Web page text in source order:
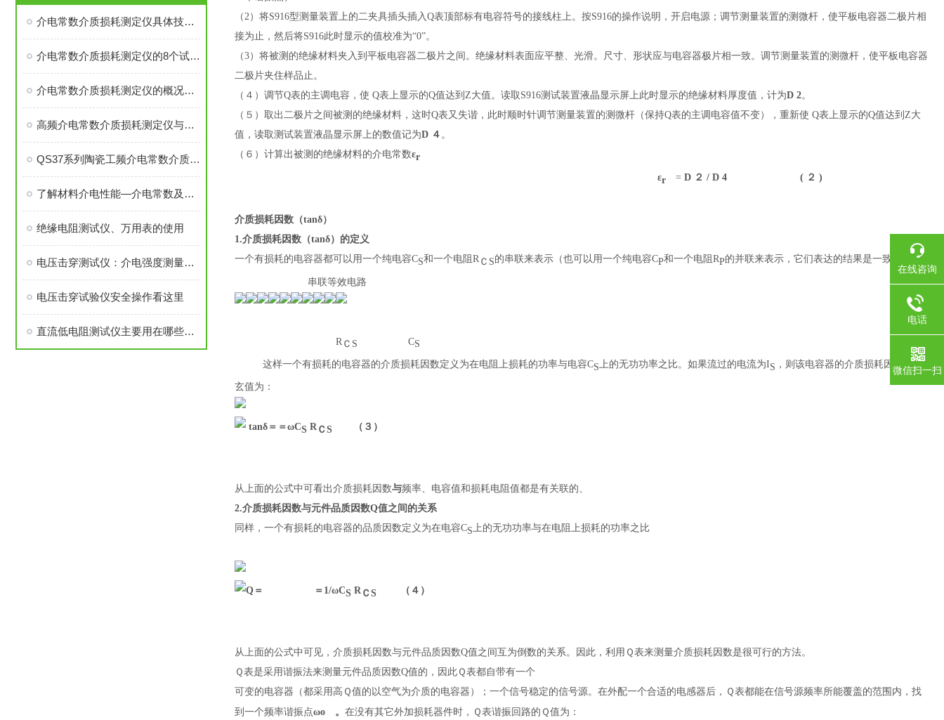
介电常数介质损耗测定仪具体技术优点解读
介电常数介质损耗测定仪的8个试验操作步骤
介电常数介质损耗测定仪的概况和工作原理简介
高频介电常数介质损耗测定仪与工频介电常数测试仪区别
QS37系列陶瓷工频介电常数介质损耗测定仪您知道吗
了解材料介电性能—介电常数及介质损耗测试仪
绝缘电阻测试仪、万用表的使用
电压击穿测试仪：介电强度测量的技术原理与系统构成
电压击穿试验仪安全操作看这里
直流低电阻测试仪主要用在哪些领域
（2）将S916型测量装置上的二夹具插头插入Q表顶部标有电容符号的接线柱上。按S916的操作说明，开启电源；调节测量装置的测微杆，使平板电容器二极片相
接为止，然后将S916此时显示的值校准为“0”。
（3）将被测的绝缘材料夹入到平板电容器二极片之间。绝缘材料表面应平整、光滑。尺寸、形状应与电容器极片相一致。调节测量装置的测微杆，使平板电容器
二极片夹住样品止。
（４）调节Q表的主调电容，使 Q表上显示的Q值达到Z大值。读取S916测试装置液晶显示屏上此时显示的绝缘材料厚度值，计为D 2。
（５）取出二极片之间被测的绝缘材料， 这时Q表又失谐， 此时顺时针调节测量装置的测微杆（保持Q表的主调电容值不变），重新使 Q表上显示的Q值达到Z大
值，读取测试装置液晶显示屏上的数值记为D ４ 。
（６）计算出被测的绝缘材料的介电常数εr
εr = D ２ / D 4 ( ２ )
介质损耗因数（tanδ）
1.介质损耗因数（tanδ）的定义
一个有损耗的电容器都可以用一个纯电容CS和一个电阻R ＣS的串联来表示（也可以用一个纯电容CP和一个电阻RP的并联来表示，它们表达的结果是一致的）。
串联等效电路
R ＣS CS
这样一个有损耗的电容器的介质损耗因数定义为在电阻上损耗的功率与电容CS上的无功功率之比。如果流过的电流为IS ，则该电容器的介质损耗因数的正
玄值为：
tanδ＝＝ωCS R ＣS （３）
从上面的公式中可看出介质损耗因数与频率、电容值和损耗电阻值都是有关联的、
2.介质损耗因数与元件品质因数Q值之间的关系
同样， 一个有损耗的电容器的品质因数定义为在电容CS 上的无功功率与在电阻上损耗的功率之比
Q＝ ＝1/ωCS R ＣS （４）
从上面的公式中可见，介质损耗因数与元件品质因数Q值之间互为倒数的关系。因此，利用Ｑ表来测量介质损耗因数是很可行的方法。
Ｑ表是采用谐振法来测量元件品质因数Q值的，因此Ｑ表都自带有一个
可变的电容器（都采用高Ｑ值的以空气为介质的电容器）；一个信号稳定的信号源。在外配一个合适的电感器后，Ｑ表都能在信号源频率所能覆盖的范围内，找
到一个频率谐振点ωo 。 在没有其它外加损耗器件时，Ｑ表谐振回路的Ｑ值为：
在线咨询
电话
微信扫一扫